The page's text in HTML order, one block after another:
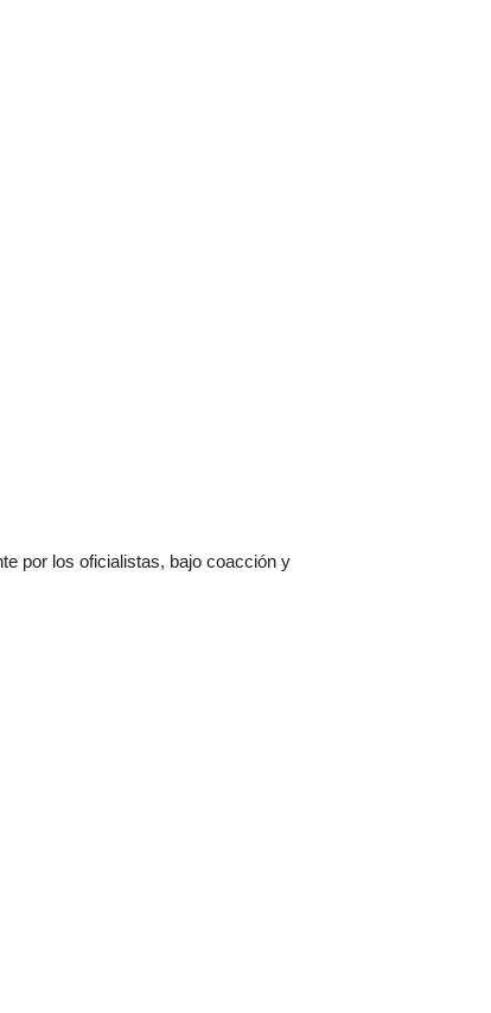
por los oficialistas, bajo coacción y